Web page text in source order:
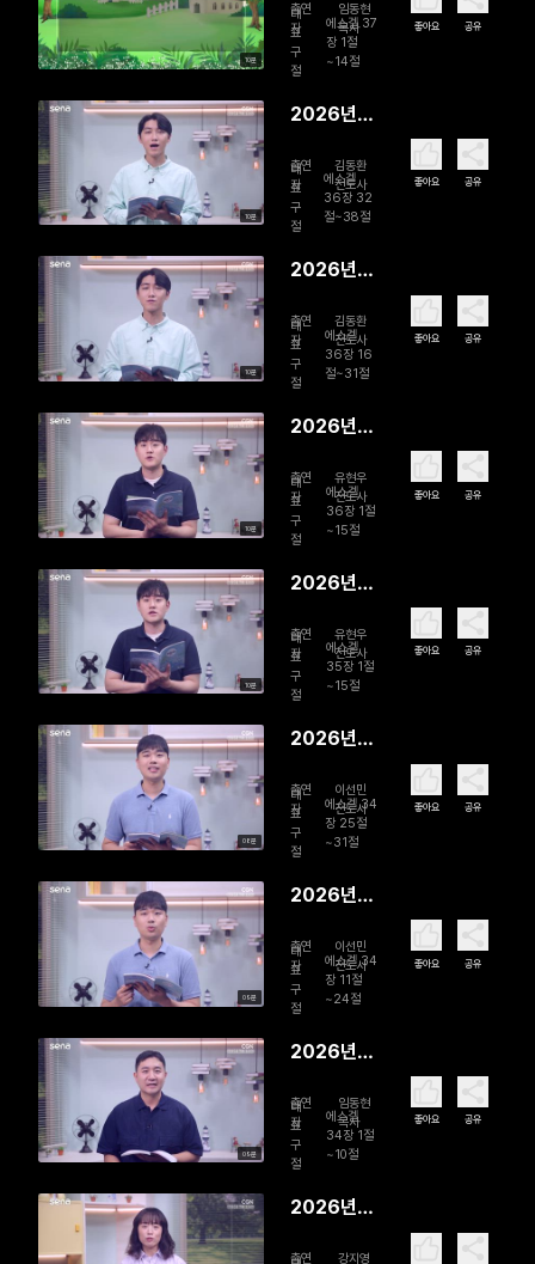
10분
일 마른 뼈
야, 살아나
라!
출연
자
임동현
목사
대
표
구
절
에스겔 37
장 1절
~14절
좋아요 공유
10분
2026년
일 함께 걸
으시는 주
님
출연
자
김동환
전도사
대
표
구
절
에스겔
36장 32
절~38절
좋아요 공유
10분
2026년
일 영혼 리
모델링
출연
자
김동환
전도사
대
표
구
절
에스겔
36장 16
절~31절
좋아요 공유
10분
2026년
일 회복을
줄게
출연
자
유현우
전도사
대
표
구
절
에스겔
36장 1절
~15절
좋아요 공유
10분
2026년
일 하나님
의 참교육
출연
자
유현우
전도사
대
표
구
절
에스겔
35장 1절
~15절
좋아요 공유
08분
2026년
일 나의 완
벽한 목자
출연
자
이선민
전도사
대
표
구
절
에스겔 34
장 25절
~31절
좋아요 공유
09분
2026년
일 다시, 목
자의 품으
로
출연
자
이선민
전도사
대
표
구
절
에스겔 34
장 11절
~24절
좋아요 공유
09분
2026년
양 떼를 찾
아서
출연
자
임동현
목사
대
표
구
절
에스겔
34장 1절
~10절
좋아요 공유
2026년
출연 강지영